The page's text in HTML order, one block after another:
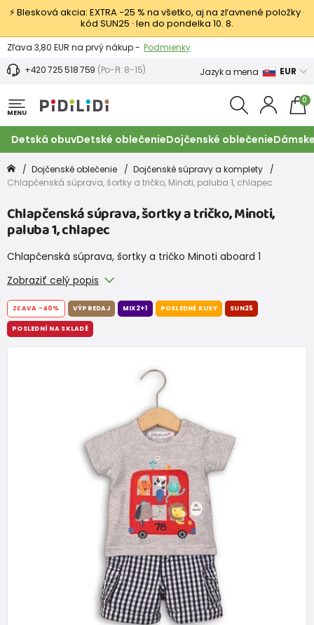
⚡ Blesková akcia: EXTRA −25 % na všetko, aj na zľavnené položky ·
kód SUN25 · len do pondelka 10. 8.
Výmena a vrátenie tovaru - Zobraziť
Zľava 3,80 EUR na prvý nákup - Podmienky
+420 725 518 759 (Po-Pi: 8-15) Jazyk a mena EUR
MENU
0
Detská obuvDetské oblečenieDojčenské oblečenie
Dojčenské oblečenie
Dojčenské súpravy a komplety
Chlapčenská súprava, šortky a tričko, Minoti, paluba 1, chlapec
Chlapčenská súprava, šortky a tričko, Minoti,
paluba 1, chlapec
Chlapčenská súprava, šortky a tričko Minoti aboard 1
Zobraziť celý popis
ZĽAVA -40% VÝPREDAJ MIX2+1 POSLEDNÉ KUSY SUN25
POSLEDNÍ NA SKLADĚ